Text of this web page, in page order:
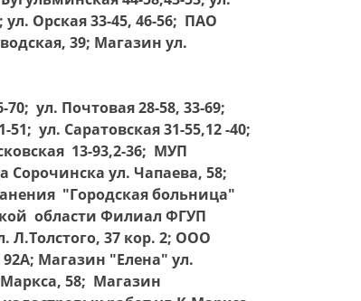
ул. Орская 33-45, 46-56; ПАО
39; Магазин ул.
70; ул. Почтовая 28-58, 33-69;
ул. Саратовская 31-55,12 -40;
13-93,2-36; МУП
ул. Чапаева, 58;
"Городская больница"
области Филиал ФГУП
Л.Толстого, 37 кор. 2; ООО
Магазин "Елена" ул.
58; Магазин